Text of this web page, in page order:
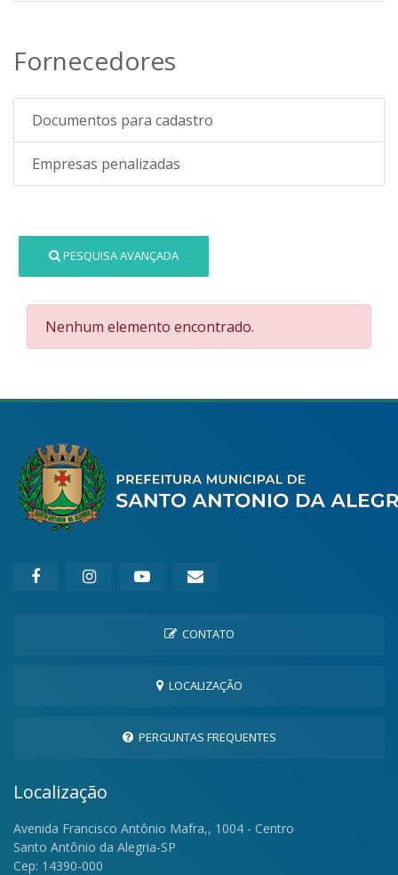
Fornecedores
Documentos para cadastro
Empresas penalizadas
PESQUISA AVANÇADA
Nenhum elemento encontrado.
CONTATO
LOCALIZAÇÃO
PERGUNTAS FREQUENTES
Localização
Avenida Francisco Antônio Mafra,, 1004 - Centro
Santo Antônio da Alegria-SP
Cep: 14390-000